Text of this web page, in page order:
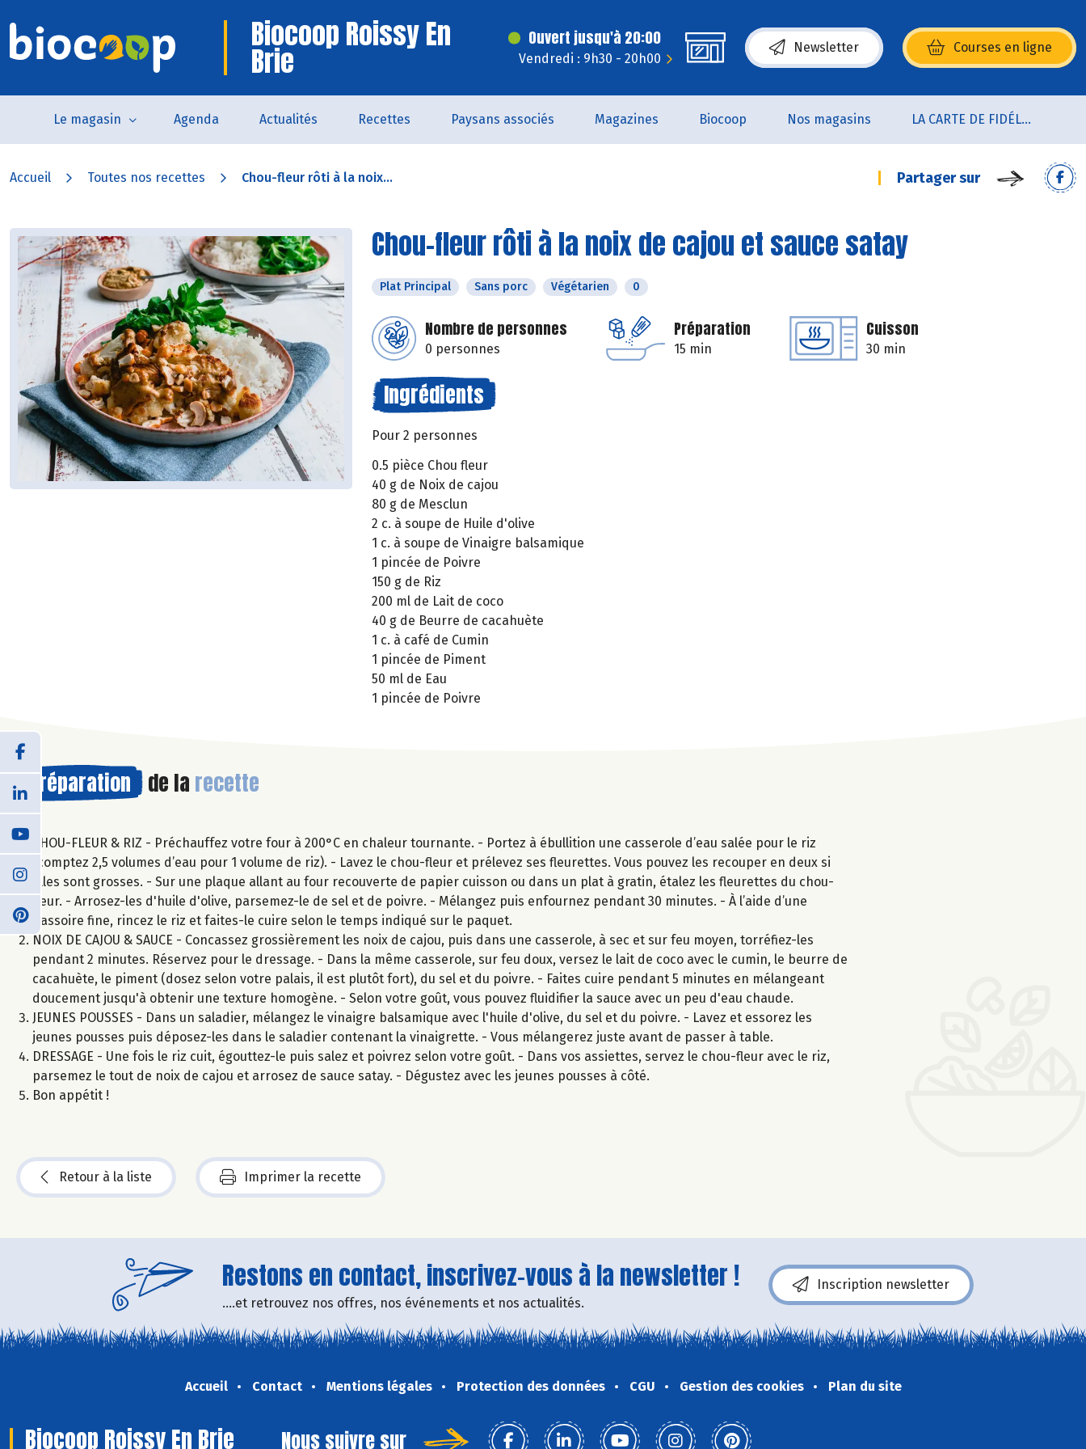
Biocoop Roissy En
Brie
Ouvert jusqu'à 20:00
Vendredi : 9h30 - 20h00
Newsletter Courses en ligne
(s’ouvre dans une nouvelle fenêtre)
Le magasin Agenda Actualités Recettes Paysans associés Magazines Biocoop Nos magasins LA CARTE DE FIDÉLITÉ
Accueil Toutes nos recettes Chou-fleur rôti à la noix... Partager sur
Chou-fleur rôti à la noix de cajou et sauce satay
Plat Principal Sans porc Végétarien 0
Nombre de personnes
0 personnes
Préparation
15 min
Cuisson
30 min
Ingrédients
Pour 2 personnes
0.5 pièce Chou fleur
40 g de Noix de cajou
80 g de Mesclun
2 c. à soupe de Huile d'olive
1 c. à soupe de Vinaigre balsamique
1 pincée de Poivre
150 g de Riz
200 ml de Lait de coco
40 g de Beurre de cacahuète
1 c. à café de Cumin
1 pincée de Piment
50 ml de Eau
1 pincée de Poivre
Préparation de la recette
CHOU-FLEUR & RIZ - Préchauffez votre four à 200°C en chaleur tournante. - Portez à ébullition une casserole d’eau salée pour le riz
(comptez 2,5 volumes d’eau pour 1 volume de riz). - Lavez le chou-fleur et prélevez ses fleurettes. Vous pouvez les recouper en deux si
elles sont grosses. - Sur une plaque allant au four recouverte de papier cuisson ou dans un plat à gratin, étalez les fleurettes du chou-
fleur. - Arrosez-les d'huile d'olive, parsemez-le de sel et de poivre. - Mélangez puis enfournez pendant 30 minutes. - À l’aide d’une
passoire fine, rincez le riz et faites-le cuire selon le temps indiqué sur le paquet.
NOIX DE CAJOU & SAUCE - Concassez grossièrement les noix de cajou, puis dans une casserole, à sec et sur feu moyen, torréfiez-les
pendant 2 minutes. Réservez pour le dressage. - Dans la même casserole, sur feu doux, versez le lait de coco avec le cumin, le beurre de
cacahuète, le piment (dosez selon votre palais, il est plutôt fort), du sel et du poivre. - Faites cuire pendant 5 minutes en mélangeant
doucement jusqu'à obtenir une texture homogène. - Selon votre goût, vous pouvez fluidifier la sauce avec un peu d'eau chaude.
JEUNES POUSSES - Dans un saladier, mélangez le vinaigre balsamique avec l'huile d'olive, du sel et du poivre. - Lavez et essorez les
jeunes pousses puis déposez-les dans le saladier contenant la vinaigrette. - Vous mélangerez juste avant de passer à table.
DRESSAGE - Une fois le riz cuit, égouttez-le puis salez et poivrez selon votre goût. - Dans vos assiettes, servez le chou-fleur avec le riz,
parsemez le tout de noix de cajou et arrosez de sauce satay. - Dégustez avec les jeunes pousses à côté.
Bon appétit !
Retour à la liste Imprimer la recette
Restons en contact, inscrivez-vous à la newsletter !
....et retrouvez nos offres, nos événements et nos actualités.
Inscription newsletter
Accueil Contact Mentions légales Protection des données CGU Gestion des cookies Plan du site
Biocoop Roissy En Brie Nous suivre sur